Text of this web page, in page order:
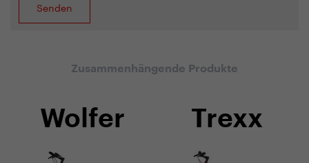
Zusammenhängende Produkte
Wolfer Trexx